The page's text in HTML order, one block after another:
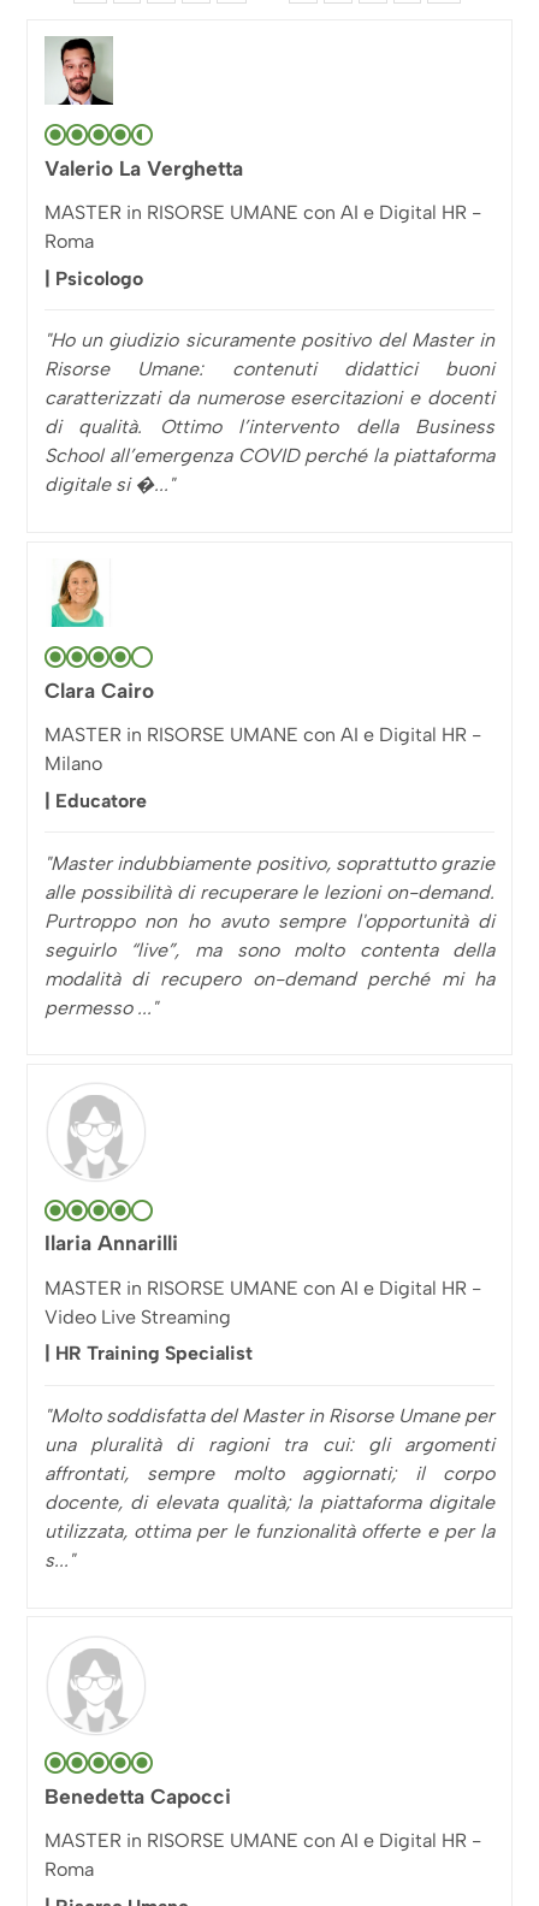
Valerio La Verghetta
MASTER in RISORSE UMANE con AI e Digital HR -
Roma
| Psicologo
"Ho un giudizio sicuramente positivo del Master in
Risorse Umane: contenuti didattici buoni
caratterizzati da numerose esercitazioni e docenti
di qualità. Ottimo l’intervento della Business
School all’emergenza COVID perché la piattaforma
digitale si �..."
Clara Cairo
MASTER in RISORSE UMANE con AI e Digital HR -
Milano
| Educatore
"Master indubbiamente positivo, soprattutto grazie
alle possibilità di recuperare le lezioni on-demand.
Purtroppo non ho avuto sempre l'opportunità di
seguirlo “live”, ma sono molto contenta della
modalità di recupero on-demand perché mi ha
permesso ..."
Ilaria Annarilli
MASTER in RISORSE UMANE con AI e Digital HR -
Video Live Streaming
| HR Training Specialist
"Molto soddisfatta del Master in Risorse Umane per
una pluralità di ragioni tra cui: gli argomenti
affrontati, sempre molto aggiornati; il corpo
docente, di elevata qualità; la piattaforma digitale
utilizzata, ottima per le funzionalità offerte e per la
s..."
Benedetta Capocci
MASTER in RISORSE UMANE con AI e Digital HR -
Roma